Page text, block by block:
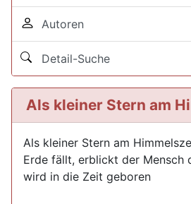
Autoren
Detail-Suche
Als kleiner Stern am
Als kleiner Stern am
Erde fällt, erblickt der Mensch
wird in die Zeit geboren